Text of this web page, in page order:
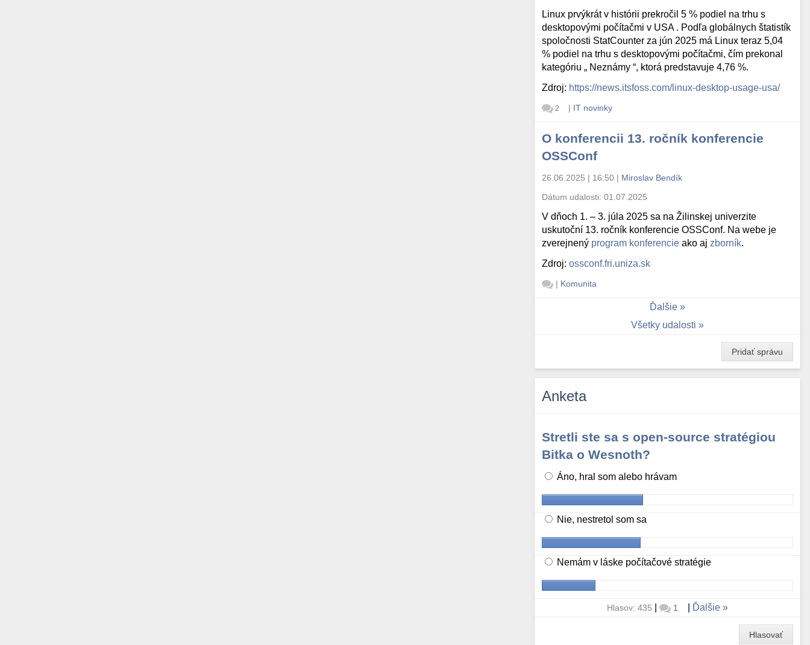
Linux prvýkrát v histórii prekročil 5 % podiel na trhu s
desktopovými počítačmi v USA . Podľa globálnych štatistík
spoločnosti StatCounter za jún 2025 má Linux teraz 5,04
% podiel na trhu s desktopovými počítačmi, čím prekonal
kategóriu „ Neznámy “, ktorá predstavuje 4,76 %.
Zdroj: https://news.itsfoss.com/linux-desktop-usage-usa/
2 | IT novinky
O konferencii 13. ročník konferencie
OSSConf
26.06.2025 | 16:50 | Miroslav Bendík
Dátum udalosti:01.07.2025
V dňoch 1. – 3. júla 2025 sa na Žilinskej univerzite
uskutoční 13. ročník konferencie OSSConf. Na webe je
zverejnený program konferencie ako aj zborník.
Zdroj:ossconf.fri.uniza.sk
| Komunita
Ďalšie
Všetky udalosti
Pridať správu
Anketa
Stretli ste sa s open-source stratégiou
Bitka o Wesnoth?
Áno, hral som alebo hrávam
Nie, nestretol som sa
Nemám v láske počítačové stratégie
Hlasov: 435 | 1 Ďalšie
Hlasovať